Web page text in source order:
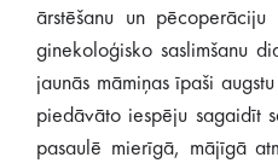
ārstēšanu un
ginekoloģisko saslimšanu
jaunās māmiņas īpaši
piedāvāto iespēju sagaidīt
pasaulē mierīgā, mājīgā